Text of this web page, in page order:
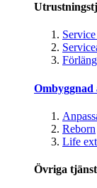
Reborn
Life
Övriga